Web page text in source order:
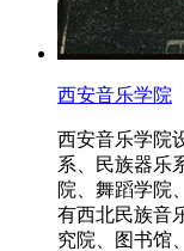
西安音乐学院
西安音乐学院
系、民族器乐
院、舞蹈学院
有西北民族音
究院、图书馆